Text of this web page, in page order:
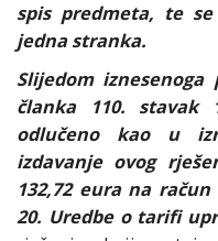
spis predmeta, te
jedna stranka.
Slijedom
članka 110.
odlučeno kao u
izdavanje ovog
132,72 eura na
20. Uredbe o tarifi